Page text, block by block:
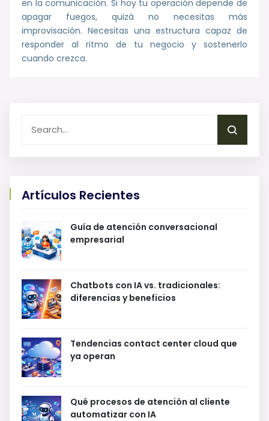
en la comunicación. Si hoy tu operación depende de
apagar fuegos, quizá no necesitas más
improvisación. Necesitas una estructura capaz de
responder al ritmo de tu negocio y sostenerlo
cuando crezca.
Artículos Recientes
Guía de atención conversacional
empresarial
Chatbots con IA vs. tradicionales:
diferencias y beneficios
Tendencias contact center cloud que
ya operan
Qué procesos de atención al cliente
automatizar con IA